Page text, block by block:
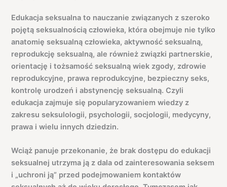
Edukacja seksualna to nauczanie związanych z szeroko
pojętą seksualnością człowieka, która obejmuje nie tylko
anatomię seksualną człowieka, aktywność seksualną,
reprodukcję seksualną, ale również związki partnerskie,
orientację i tożsamość seksualną wiek zgody, zdrowie
reprodukcyjne, prawa reprodukcyjne, bezpieczny seks,
kontrolę urodzeń i abstynencję seksualną. Czyli
edukacja zajmuje się popularyzowaniem wiedzy z
zakresu seksulologii, psychologii, socjologii, medycyny,
prawa i wielu innych dziedzin.
Wciąż panuje przekonanie, że brak dostępu do edukacji
seksualnej utrzyma ją z dala od zainteresowania seksem
i „uchroni ją” przed podejmowaniem kontaktów